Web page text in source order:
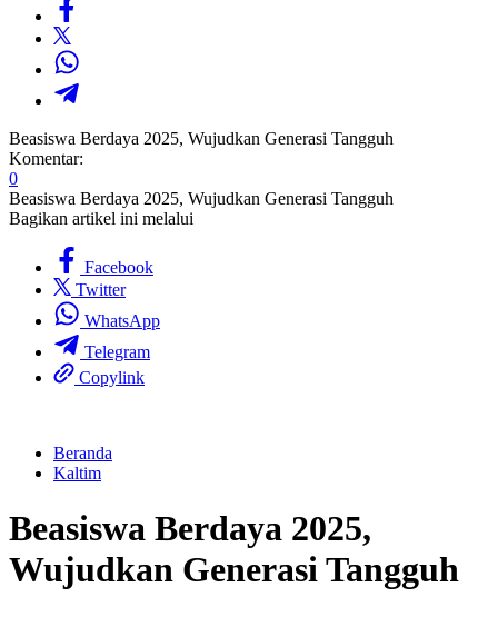
Beasiswa Berdaya 2025, Wujudkan Generasi Tangguh
Komentar:
0
Beasiswa Berdaya 2025, Wujudkan Generasi Tangguh
Bagikan artikel ini melalui
Facebook
Twitter
WhatsApp
Telegram
Copylink
Beranda
Kaltim
Beasiswa Berdaya 2025,
Wujudkan Generasi Tangguh